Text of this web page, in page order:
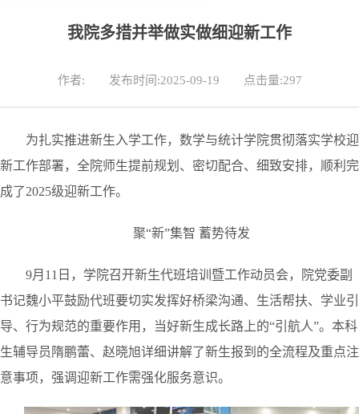
我院多措并举做实做细迎新工作
作者: 发布时间:2025-09-19 点击量:297
为扎实推进新生入学工作，数学与统计学院贯彻落实学校迎
新工作部署，全院师生提前规划、密切配合、细致安排，顺利完
成了2025级迎新工作。
聚“新”集智 蓄势待发
9月11日，学院召开新生代班培训暨工作动员会，院党委副
书记魏小平鼓励代班要切实发挥好桥梁沟通、生活帮扶、学业引
导、行为规范的重要作用 ，当好新生成长路上的“引航人”。 本科
生辅导员隋鹏蕾、赵晓旭详细讲解了新生报到的全流程及重点注
意事项，强调迎新工作需强化服务意识。